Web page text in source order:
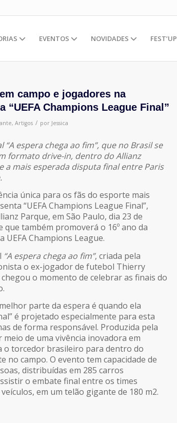
EVENTOS NOVIDADES FEST’UP
campo e jogadores na
“UEFA Champions League Final”
, Artigos / por Jessica
espera chega ao fim”, que no Brasil se
formato drive-in, dentro do Allianz
mais esperada disputa final entre Paris
única para os fãs do esporte mais
“UEFA Champions League Final”,
Parque, em São Paulo, dia 23 de
também promoverá o 16º ano da
UEFA Champions League.
“A espera chega ao fim”, criada pela
o ex-jogador de futebol Thierry
o momento de celebrar as finais do
parte da espera é quando ela
é projetado especialmente para esta
de forma responsável. Produzida pela
de uma vivência inovadora em
torcedor brasileiro para dentro do
no campo. O evento tem capacidade de
distribuídas em 285 carros
o embate final entre os times
em um telão gigante de 180 m2.